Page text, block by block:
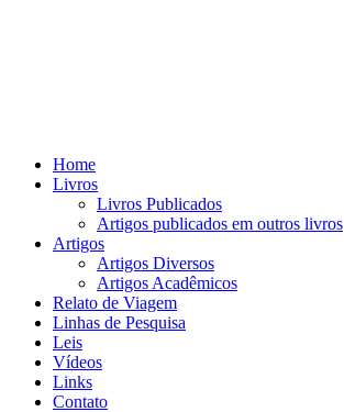
Home
Livros
Livros Publicados
Artigos publicados em outros livros
Artigos
Artigos Diversos
Artigos Acadêmicos
Relato de Viagem
Linhas de Pesquisa
Leis
Vídeos
Links
Contato